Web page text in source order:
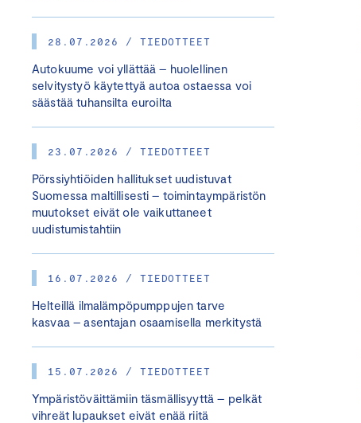
28.07.2026 / TIEDOTTEET
Autokuume voi yllättää – huolellinen
selvitystyö käytettyä autoa ostaessa voi
säästää tuhansilta euroilta
23.07.2026 / TIEDOTTEET
Pörssiyhtiöiden hallitukset uudistuvat
Suomessa maltillisesti – toimintaympäristön
muutokset eivät ole vaikuttaneet
uudistumistahtiin
16.07.2026 / TIEDOTTEET
Helteillä ilmalämpöpumppujen tarve
kasvaa – asentajan osaamisella merkitystä
15.07.2026 / TIEDOTTEET
Ympäristöväittämiin täsmällisyyttä – pelkät
vihreät lupaukset eivät enää riitä